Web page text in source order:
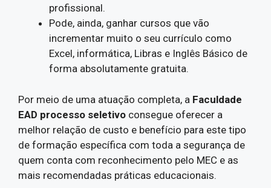
profissional.
Pode, ainda, ganhar cursos que vão
incrementar muito o seu currículo como
Excel, informática, Libras e Inglês Básico de
forma absolutamente gratuita.
Por meio de uma atuação completa, a Faculdade
EAD processo seletivo consegue oferecer a
melhor relação de custo e benefício para este tipo
de formação específica com toda a segurança de
quem conta com reconhecimento pelo MEC e as
mais recomendadas práticas educacionais.